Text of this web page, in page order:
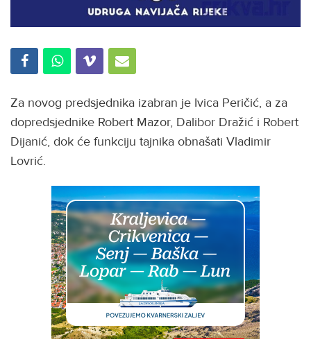
Za novog predsjednika izabran je Ivica Peričić, a za
dopredsjednike Robert Mazor, Dalibor Dražić i Robert
Dijanić, dok će funkciju tajnika obnašati Vladimir
Lovrić.